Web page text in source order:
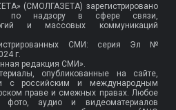
(СМОЛГАЗЕТА) зарегистрировано
по надзору в сфере связи,
и массовых коммуникаций
СМИ: серия Эл №
г.
редакция СМИ».
опубликованные на сайте,
с российским и международным
праве и смежных правах. Любое
фото, аудио и видеоматериалов